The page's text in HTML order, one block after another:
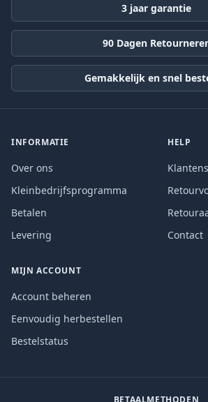
3 jaar garantie
90 Dagen
Gemakkelijk en snel
INFORMATIE
Over ons
Kleinbedrijfsprogramma
Betalen
Levering
HELP
Contact
MIJN ACCOUNT
Account beheren
Eenvoudig herbestellen
Bestelstatus
BETAALMETHODEN